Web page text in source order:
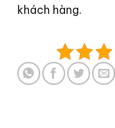
khách hàng.